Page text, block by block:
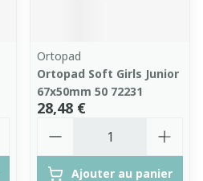
Ortopad
Ortopad Soft Girls Junior
67x50mm 50 72231
28,48 €
Ajouter au panier